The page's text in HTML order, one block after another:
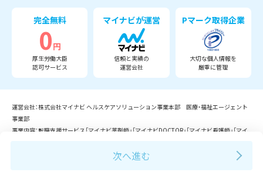
完全無料
0円
厚生労働大臣
認可サービス
マイナビが運営
信頼と実績の
運営会社
Pマーク取得企業
大切な個人情報を
厳重に管理
運営会社：株式会社マイナビ ヘルスケアソリューション事業本部 医療・福祉エージェント
事業部
事業内容：転職支援サービス「マイナビ薬剤師」「マイナビDOCTOR」「マイナビ看護師」「マイ